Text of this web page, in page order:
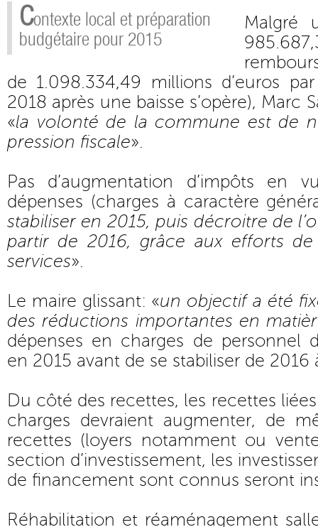
Contexte local et préparation
budgétaire pour 2015
Malgré
de 1.098.334,49 millions d’euros
2018 après une baisse s’opère), Marc
«la volonté de la commune est de
pression fiscale».
Pas d’augmentation d’impôts en
dépenses (charges à caractère
stabiliser en 2015, puis décroitre de
partir de 2016, grâce aux efforts
services».
Le maire glissant: «un objectif a été
des réductions importantes en
dépenses en charges de personnel
en 2015 avant de se stabiliser de 2016
Du côté des recettes, les recettes
charges devraient augmenter, de
recettes (loyers notamment ou
section d’investissement, les
de financement sont connus seront
Réhabilitation et réaménagement